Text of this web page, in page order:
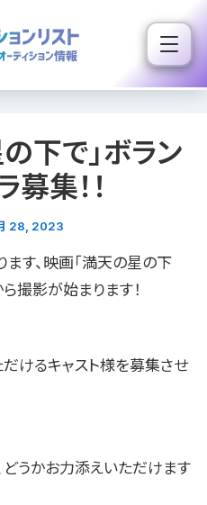
下で」ボラン
集！！
28, 2023
ます、映画「満天の星の下
撮影が始まります！
けるキャスト様を募集させ
うかお力添えいただけます